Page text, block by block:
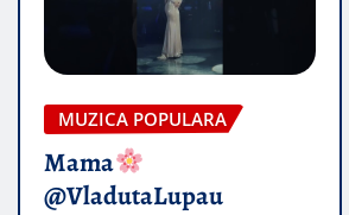
MUZICA POPULARA
Mama
@VladutaLupau